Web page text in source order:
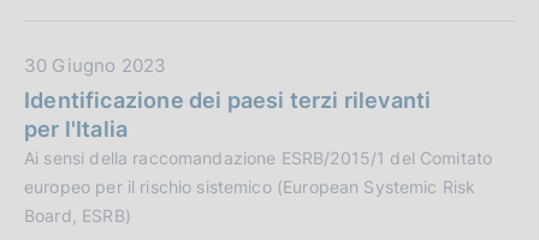
l
c
a
z
i
o
D
a
t
a
P
u
30 Giugno 2023
Identificazione dei paesi terzi rilevanti
per l'Italia
Ai sensi della raccomandazione ESRB/2015/1 del Comitato
europeo per il rischio sistemico (European Systemic Risk
Board, ESRB)